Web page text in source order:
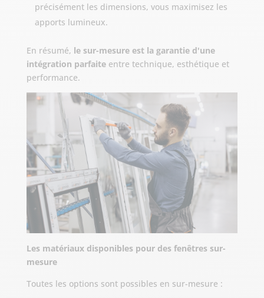
précisément les dimensions, vous maximisez les
apports lumineux.
En résumé, le sur-mesure est la garantie d'une
intégration parfaiteentre technique, esthétique et
performance.
Les matériaux disponibles pour des fenêtres sur-
mesure
Toutes les options sont possibles en sur-mesure :